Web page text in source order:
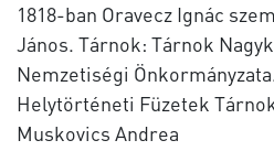
1818-ban Oravecz Ignác
János. Tárnok: Tárnok
Nemzetiségi
Helytörténeti Füzetek
Muskovics Andrea